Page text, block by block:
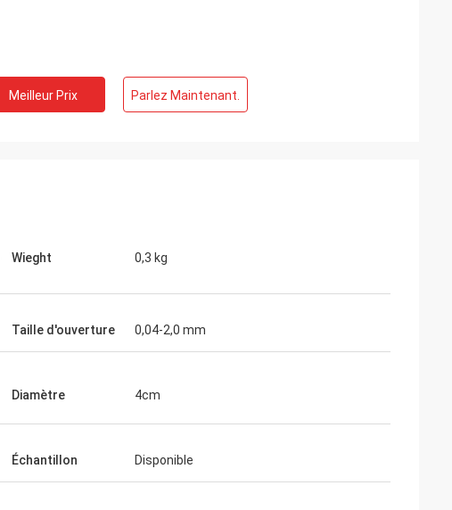
Meilleur Prix Parlez Maintenant.
Wieght 0,3 kg
Taille d'ouverture 0,04-2,0 mm
Diamètre 4cm
Échantillon Disponible